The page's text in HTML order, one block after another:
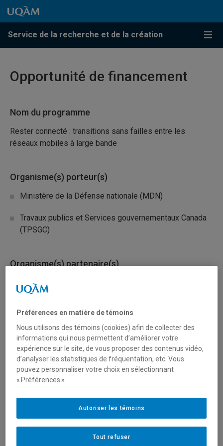
Passer au contenu
Accéder au menu principal
Accéder à la recherche
Passer au contenu
Accéder au menu principal
Service de la recherche et de la création
Menu
Opportunité de financement
Nom du programme
Rester connecté : transitions sans failles entre les
réseaux mobiles à large bande
Organisme(s) porteur(s)
Ministère de la Défense nationale (MDN)
Travaux publics et Services gouvernementaux Canada
(TPSGC)
Organisme(s) partenaire(s)
Forces armées canadiennes (FAC)
Type de financement
Fonctionnement
Secteur(s)
Description du programme
Le ministère de la Défense nationale (MDN), les Forces
Préférences en matière de témoins
Nous utilisons des témoins (cookies) afin de collecter des
informations qui nous permettent d’améliorer votre
expérience sur le site, de vous proposer des contenus vidéo,
d’analyser les statistiques de fréquentation, etc. Vous
pouvez personnaliser votre choix en sélectionnant
« Préférences ».
Tout refuser
Autoriser les témoins